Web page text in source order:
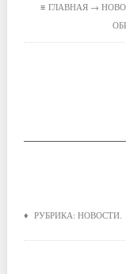
≡ГЛАВНАЯ →
♦ РУБРИКА:НОВОСТИ.